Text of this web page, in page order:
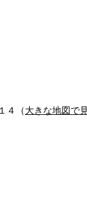
４（大きな地図で